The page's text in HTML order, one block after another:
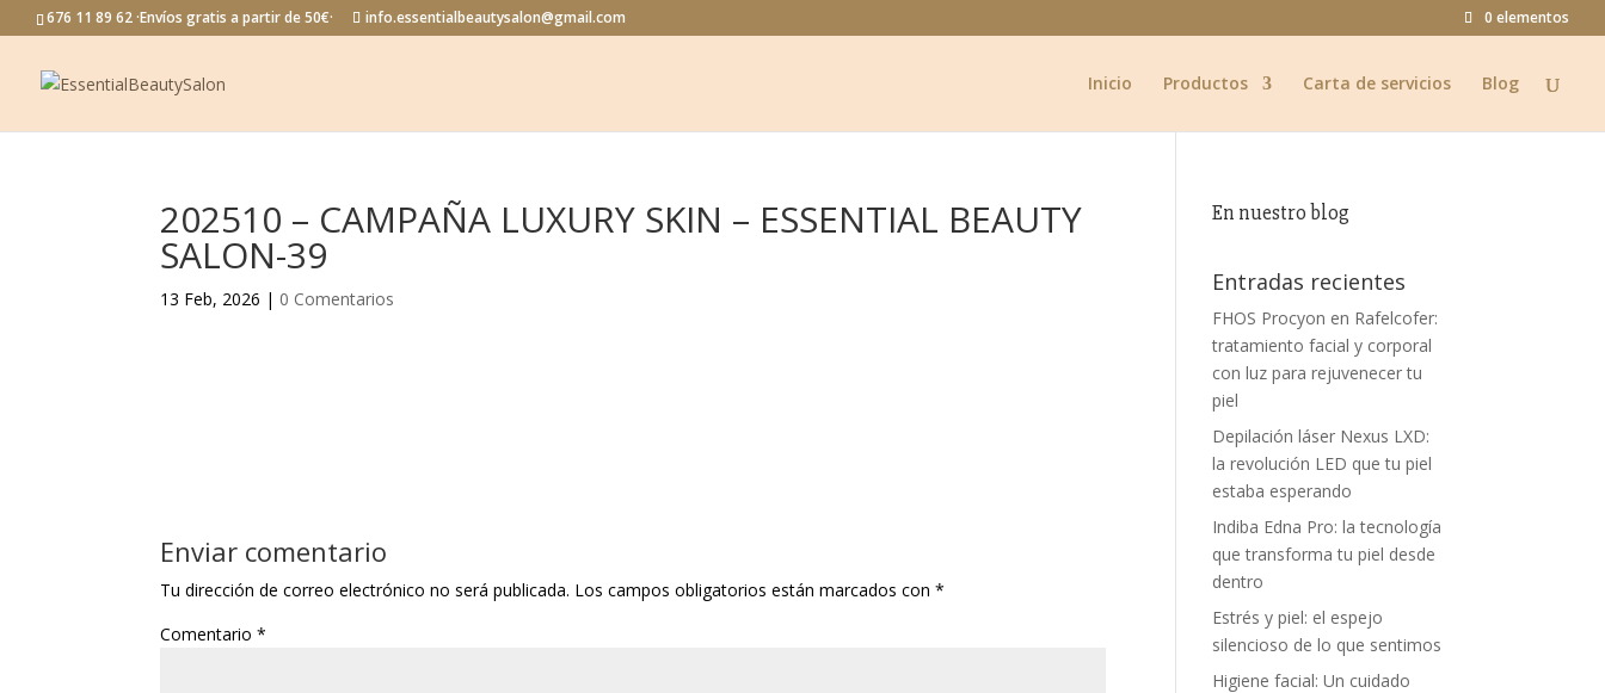
676 11 89 62 ·Envíos gratis a partir de 50€· info.essentialbeautysalon@gmail.com 0 elementos
Inicio Productos Carta de servicios Blog
202510 – CAMPAÑA LUXURY SKIN – ESSENTIAL BEAUTY
SALON-39
13 Feb, 2026 | 0 Comentarios
Enviar comentario
Tu dirección de correo electrónico no será publicada. Los campos obligatorios están marcados con*
Comentario*
En nuestro blog
Entradas recientes
FHOS Procyon en Rafelcofer:
tratamiento facial y corporal
con luz para rejuvenecer tu
piel
Depilación láser Nexus LXD:
la revolución LED que tu piel
estaba esperando
Indiba Edna Pro: la tecnología
que transforma tu piel desde
dentro
Estrés y piel: el espejo
silencioso de lo que sentimos
Higiene facial: Un cuidado